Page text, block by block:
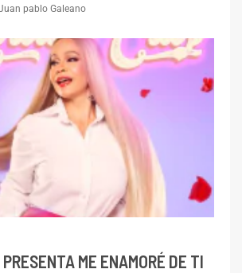
pablo Galeano
ME ENAMORÉ DE TI